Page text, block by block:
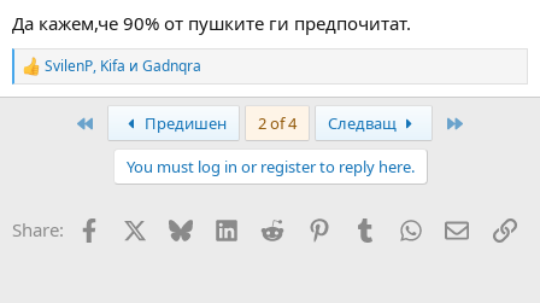
Да кажем,че 90% от пушките ги предпочитат.
R
e
s
SvilenP, Kifa и Gadnqra
Предишен 2 of 4 Следващ
You must log in or register to reply here.
Share: Facebook Bluesky LinkedInReddit PinterestTumblrWhatsApp
Email